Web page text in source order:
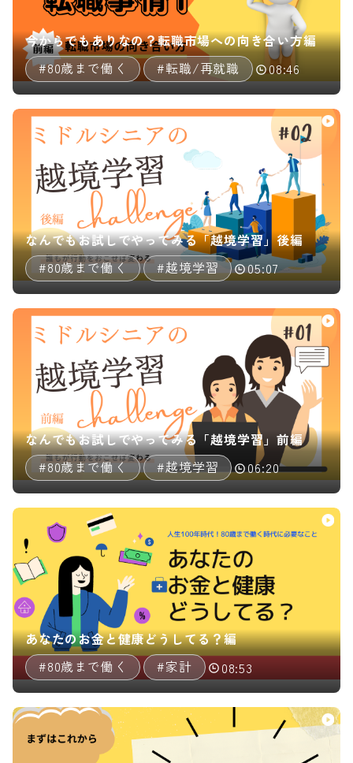
今からでもありなの？転職市場への向き合い方編
#80歳まで働く
#転職/再就職 08:46
なんでもお試しでやってみる「越境学習」後編
#80歳まで働く
#越境学習 05:07
なんでもお試しでやってみる「越境学習」前編
#80歳まで働く
#越境学習 06:20
あなたのお金と健康どうしてる？編
#80歳まで働く
#家計 08:53